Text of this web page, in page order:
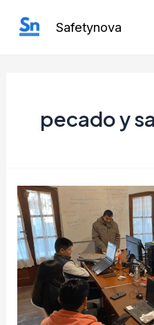
Safetynova
pecado y